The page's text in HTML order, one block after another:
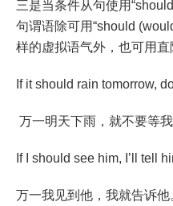
三是当条件从句使用
句谓语除可用“should
样的虚拟语气外，也可用直
If it should rain tomorrow,
万一明天下雨，就不要等
If I should see him, I’ll tell
万一我见到他，我就告诉他